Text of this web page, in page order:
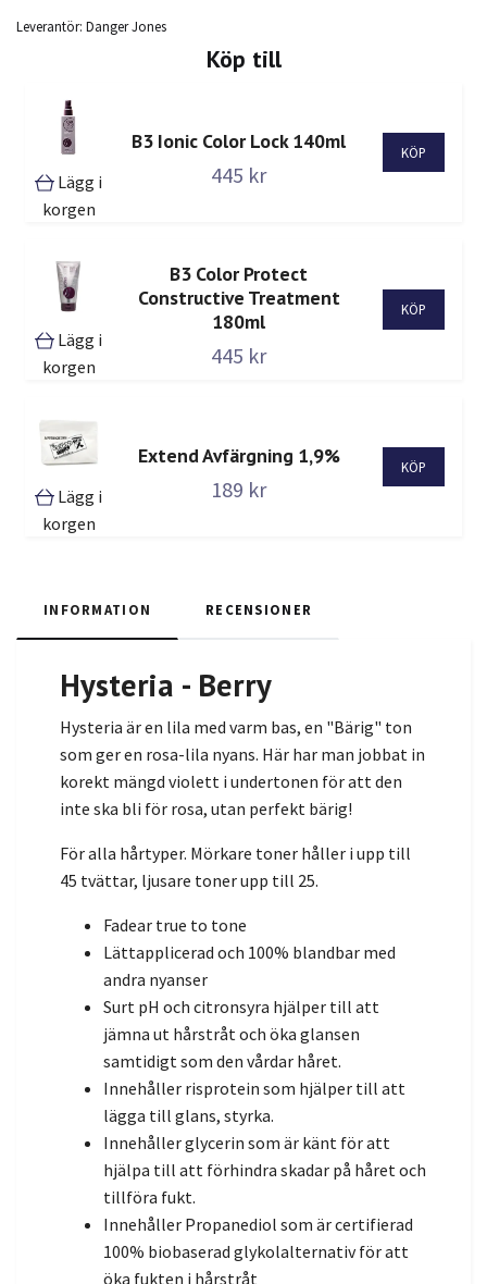
Leverantör: Danger Jones
Köp till
Lägg i
korgen
B3 Ionic Color Lock 140ml
445 kr
Lägg i
korgen
B3 Color Protect
Constructive Treatment
180ml
445 kr
Lägg i
korgen
Extend Avfärgning 1,9%
189 kr
INFORMATION RECENSIONER
Hysteria - Berry
Hysteria är en lila med varm bas, en "Bärig" ton
som ger en rosa-lila nyans. Här har man jobbat in
korekt mängd violett i undertonen för att den
inte ska bli för rosa, utan perfekt bärig!
För alla hårtyper. Mörkare toner håller i upp till
45 tvättar, ljusare toner upp till 25.
Fadear true to tone
Lättapplicerad och 100% blandbar med
andra nyanser
Surt pH och citronsyra hjälper till att
jämna ut hårstråt och öka glansen
samtidigt som den vårdar håret.
Innehåller risprotein som hjälper till att
lägga till glans, styrka.
Innehåller glycerin som är känt för att
hjälpa till att förhindra skadar på håret och
tillföra fukt.
Innehåller Propanediol som är certifierad
100% biobaserad glykolalternativ för att
öka fukten i hårstråt